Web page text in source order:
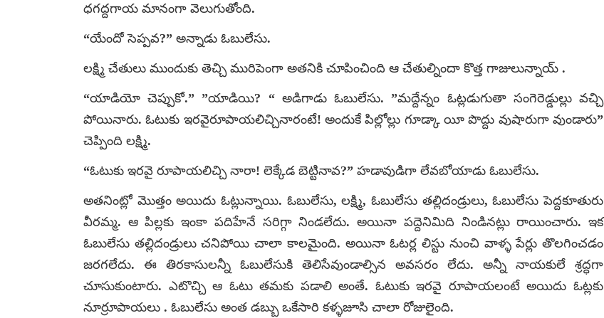
ధగద్దగాయ మానంగా వెలుగుతోంది.
“యేందో సెప్పవ?” అన్నాడు ఓబులేసు.
లక్ష్మి చేతులు ముందుకు తెచ్చి మురిపెంగా అతనికి చూపించింది ఆ చేతుల్నిందా కొత్త గాజులున్నాయ్ .
“యాడియో చెప్పుకో.” ”యాడియి? “ అడిగాడు ఓబులేసు. ”మద్దేన్నం ఓట్లడుగుతా సంగెరెడ్డుల్లు వచ్చి
పోయినారు. ఓటుకు ఇరవైరూపాయలిచ్చినారంటే! అందుకే పిల్లోల్లు గూడ్కా యీ పొద్దు వుషారుగా వుండారు”
చెప్పింది లక్ష్మి.
“ఓటుకు ఇరవై రూపాయలిచ్చి నారా! లెక్కేడ బెట్టినావ?” హడావుడిగా లేవబోయాడు ఓబులేసు.
అతనింట్లో మొత్తం అయిదు ఓట్లున్నాయి. ఓబులేసు, లక్ష్మి, ఓబులేసు తల్లిదండ్రులు, ఓబులేసు పెద్దకూతురు
వీరమ్మ. ఆ పిల్లకు ఇంకా పదిహేనే సరిగ్గా నిండలేదు. అయినా పద్దెనిమిది నిండినట్లు రాయించారు. ఇక
ఓబులేసు తల్లిదండ్రులు చనిపోయి చాలా కాలమైంది. అయినా ఓటర్ల లిస్టు నుంచి వాళ్ళ పేర్లు తొలగించడం
జరగలేదు. ఈ తిరకాసులన్నీ ఓబులేసుకి తెలిసేవుండాల్సిన అవసరం లేదు. అన్నీ నాయకులే శ్రద్ధగా
చూసుకుంటారు. ఎటొచ్చి ఆ ఓటు తమకు పడాలి అంతే. ఓటుకు ఇరవై రూపాయలంటే అయిదు ఓట్లకు
నూర్రూపాయలు . ఓబులేసు అంత డబ్బు ఒకేసారి కళ్ళజూసి చాలా రోజులైంది.